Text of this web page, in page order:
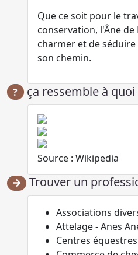
Que ce soit pour le
conservation, l'Âne
charmer et de
son chemin.
? ça ressemble à quoi
Source : Wikipedia
Trouver un
Associations
Attelage - Anes
Centres